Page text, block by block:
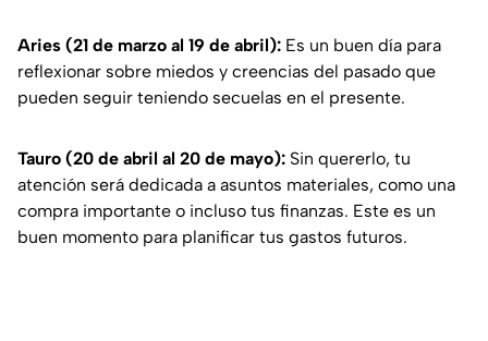
Aries (21 de marzo al 19 de abril): Es un buen día para
reflexionar sobre miedos y creencias del pasado que
pueden seguir teniendo secuelas en el presente.
Tauro (20 de abril al 20 de mayo): Sin quererlo, tu
atención será dedicada a asuntos materiales, como una
compra importante o incluso tus finanzas. Este es un
buen momento para planificar tus gastos futuros.